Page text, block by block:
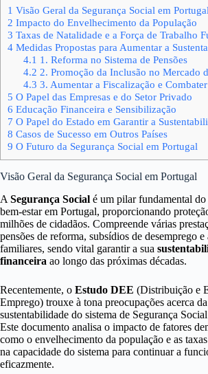
1 Visão Geral da Segurança Social em Portugal
2 Impacto do Envelhecimento da População
3 Taxas de Natalidade e a Força de Trabalho
4 Medidas Propostas para Aumentar a
4.1 1. Reforma no Sistema de Pensões
4.2 2. Promoção da Inclusão no Mercado
4.3 3. Aumentar a Fiscalização e
5 O Papel das Empresas e do Setor Privado
6 Educação Financeira e Sensibilização
7 O Papel do Estado em Garantir a
8 Casos de Sucesso em Outros Países
9 O Futuro da Segurança Social em Portugal
Visão Geral da Segurança Social em Portugal
A Segurança Social é um pilar fundamental do
bem-estar em Portugal, proporcionando
milhões de cidadãos. Compreende várias
pensões de reforma, subsídios de desemprego e
familiares, sendo vital garantir a sua
financeira ao longo das próximas décadas.
Recentemente, o Estudo DEE (Distribuição e
Emprego) trouxe à tona preocupações acerca da
sustentabilidade do sistema de Segurança
Este documento analisa o impacto de fatores
como o envelhecimento da população e as
na capacidade do sistema para continuar a
eficazmente.